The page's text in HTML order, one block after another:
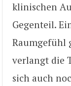
klinischen
Gegenteil.
Raumgefühl
verlangt die
sich auch